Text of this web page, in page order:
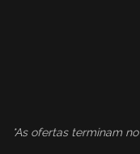
*As ofertas terminam